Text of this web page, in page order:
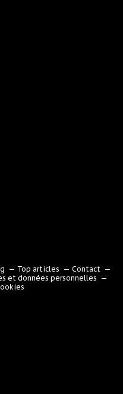
Top articles
Contact
et données personnelles